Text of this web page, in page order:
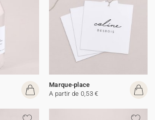
Marque-place
A partir de 0,53 €